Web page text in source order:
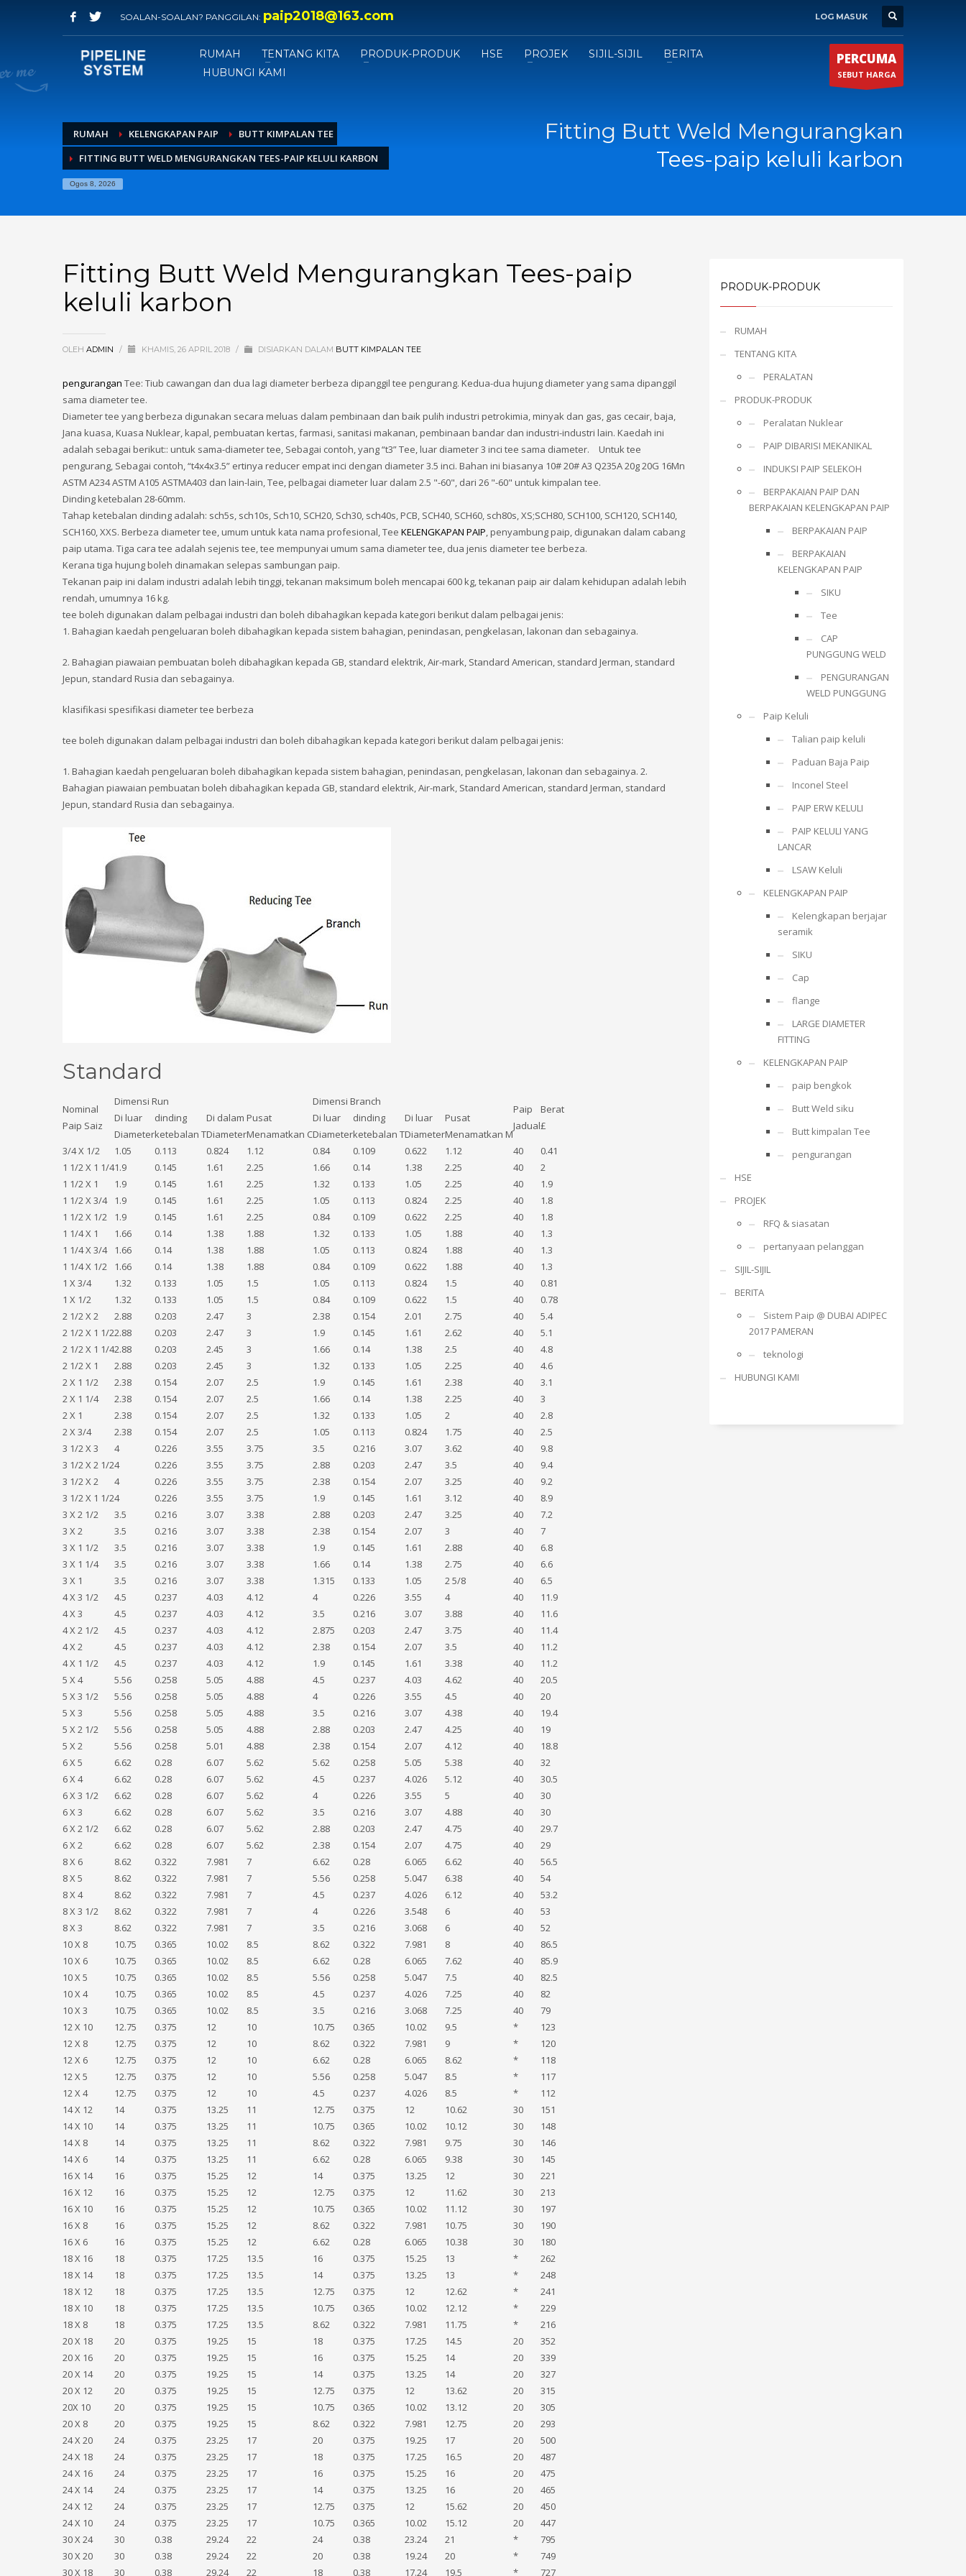
SOALAN-SOALAN? PANGGILAN: paip2018@163.com LOG MASUK
RUMAH TENTANG KITA PRODUK-PRODUK HSE PROJEK SIJIL-SIJIL
BERITA
HUBUNGI KAMI
PERCUMA
SEBUT HARGA
RUMAH KELENGKAPAN PAIP
BUTT KIMPALAN TEE
FITTING BUTT WELD MENGURANGKAN TEES-PAIP KELULI KARBON
Ogos 8, 2026
Fitting Butt Weld Mengurangkan
Tees-paip keluli karbon
Fitting Butt Weld Mengurangkan Tees-paip
keluli karbon
OLEH ADMIN / KHAMIS, 26 APRIL 2018 / DISIARKAN DALAM BUTT KIMPALAN TEE
pengurangan Tee: Tiub cawangan dan dua lagi diameter berbeza dipanggil tee pengurang. Kedua-dua hujung diameter yang sama dipanggil
sama diameter tee.
Diameter tee yang berbeza digunakan secara meluas dalam pembinaan dan baik pulih industri petrokimia, minyak dan gas, gas cecair, baja,
Jana kuasa, Kuasa Nuklear, kapal, pembuatan kertas, farmasi, sanitasi makanan, pembinaan bandar dan industri-industri lain. Kaedah ini
adalah sebagai berikut:: untuk sama-diameter tee, Sebagai contoh, yang “t3” Tee, luar diameter 3 inci tee sama diameter. Untuk tee
pengurang, Sebagai contoh, “t4x4x3.5” ertinya reducer empat inci dengan diameter 3.5 inci. Bahan ini biasanya 10# 20# A3 Q235A 20g 20G 16Mn
ASTM A234 ASTM A105 ASTMA403 dan lain-lain, Tee, pelbagai diameter luar dalam 2.5 "-60", dari 26 "-60" untuk kimpalan tee.
Dinding ketebalan 28-60mm.
Tahap ketebalan dinding adalah: sch5s, sch10s, Sch10, SCH20, Sch30, sch40s, PCB, SCH40, SCH60, sch80s, XS;SCH80, SCH100, SCH120, SCH140,
SCH160, XXS. Berbeza diameter tee, umum untuk kata nama profesional, Tee KELENGKAPAN PAIP, penyambung paip, digunakan dalam cabang
paip utama. Tiga cara tee adalah sejenis tee, tee mempunyai umum sama diameter tee, dua jenis diameter tee berbeza.
Kerana tiga hujung boleh dinamakan selepas sambungan paip.
Tekanan paip ini dalam industri adalah lebih tinggi, tekanan maksimum boleh mencapai 600 kg, tekanan paip air dalam kehidupan adalah lebih
rendah, umumnya 16 kg.
tee boleh digunakan dalam pelbagai industri dan boleh dibahagikan kepada kategori berikut dalam pelbagai jenis:
1. Bahagian kaedah pengeluaran boleh dibahagikan kepada sistem bahagian, penindasan, pengkelasan, lakonan dan sebagainya.
2. Bahagian piawaian pembuatan boleh dibahagikan kepada GB, standard elektrik, Air-mark, Standard American, standard Jerman, standard
Jepun, standard Rusia dan sebagainya.
klasifikasi spesifikasi diameter tee berbeza
tee boleh digunakan dalam pelbagai industri dan boleh dibahagikan kepada kategori berikut dalam pelbagai jenis:
1. Bahagian kaedah pengeluaran boleh dibahagikan kepada sistem bahagian, penindasan, pengkelasan, lakonan dan sebagainya. 2.
Bahagian piawaian pembuatan boleh dibahagikan kepada GB, standard elektrik, Air-mark, Standard American, standard Jerman, standard
Jepun, standard Rusia dan sebagainya.
Standard
Nominal
Paip Saiz
Dimensi Run Dimensi Branch
Paip
Jadual
Berat
£
Di luar
Diameter
dinding
ketebalan T
Di dalam
Diameter
Pusat
Menamatkan C
Di luar
Diameter
dinding
ketebalan T
Di luar
Diameter
Pusat
Menamatkan M
3/4 X 1/2
1.05 0.113 0.824 1.12 0.84 0.109 0.622 1.12 40
0.41
1 1/2 X 1 1/41.9 0.145 1.61 2.25 1.66 0.14 1.38 2.25 40
2
1 1/2 X 1
1.9 0.145 1.61 2.25 1.32 0.133 1.05 2.25 40
1.9
1 1/2 X 3/4
1.9 0.145 1.61 2.25 1.05 0.113 0.824 2.25 40
1.8
1 1/2 X 1/2
1.9 0.145 1.61 2.25 0.84 0.109 0.622 2.25 40
1.8
1 1/4 X 1
1.66 0.14 1.38 1.88 1.32 0.133 1.05 1.88 40
1.3
1 1/4 X 3/4
1.66 0.14 1.38 1.88 1.05 0.113 0.824 1.88 40
1.3
1 1/4 X 1/2
1.66 0.14 1.38 1.88 0.84 0.109 0.622 1.88 40
1.3
1 X 3/4
1.32 0.133 1.05 1.5 1.05 0.113 0.824 1.5 40
0.81
1 X 1/2
1.32 0.133 1.05 1.5 0.84 0.109 0.622 1.5 40
0.78
2 1/2 X 2
2.88 0.203 2.47 3 2.38 0.154 2.01 2.75 40
5.4
2 1/2 X 1 1/22.88 0.203 2.47 3 1.9 0.145 1.61 2.62 40
5.1
2 1/2 X 1 1/42.88 0.203 2.45 3 1.66 0.14 1.38 2.5 40
4.8
2 1/2 X 1
2.88 0.203 2.45 3 1.32 0.133 1.05 2.25 40
4.6
2 X 1 1/2
2.38 0.154 2.07 2.5 1.9 0.145 1.61 2.38 40
3.1
2 X 1 1/4
2.38 0.154 2.07 2.5 1.66 0.14 1.38 2.25 40
3
2 X 1
2.38 0.154 2.07 2.5 1.32 0.133 1.05 2 40
2.8
2 X 3/4
2.38 0.154 2.07 2.5 1.05 0.113 0.824 1.75 40
2.5
3 1/2 X 3
4 0.226 3.55 3.75 3.5 0.216 3.07 3.62 40
9.8
3 1/2 X 2 1/24 0.226 3.55 3.75 2.88 0.203 2.47 3.5 40
9.4
3 1/2 X 2
4 0.226 3.55 3.75 2.38 0.154 2.07 3.25 40
9.2
3 1/2 X 1 1/24 0.226 3.55 3.75 1.9 0.145 1.61 3.12 40
8.9
3 X 2 1/2
3.5 0.216 3.07 3.38 2.88 0.203 2.47 3.25 40
7.2
3 X 2
3.5 0.216 3.07 3.38 2.38 0.154 2.07 3 40
7
3 X 1 1/2
3.5 0.216 3.07 3.38 1.9 0.145 1.61 2.88 40
6.8
3 X 1 1/4
3.5 0.216 3.07 3.38 1.66 0.14 1.38 2.75 40
6.6
3 X 1
3.5 0.216 3.07 3.38 1.315 0.133 1.05 2 5/8 40
6.5
4 X 3 1/2
4.5 0.237 4.03 4.12 4 0.226 3.55 4 40
11.9
4 X 3
4.5 0.237 4.03 4.12 3.5 0.216 3.07 3.88 40
11.6
4 X 2 1/2
4.5 0.237 4.03 4.12 2.875 0.203 2.47 3.75 40
11.4
4 X 2
4.5 0.237 4.03 4.12 2.38 0.154 2.07 3.5 40
11.2
4 X 1 1/2
4.5 0.237 4.03 4.12 1.9 0.145 1.61 3.38 40
11.2
5 X 4
5.56 0.258 5.05 4.88 4.5 0.237 4.03 4.62 40
20.5
5 X 3 1/2
5.56 0.258 5.05 4.88 4 0.226 3.55 4.5 40
20
5 X 3
5.56 0.258 5.05 4.88 3.5 0.216 3.07 4.38 40
19.4
5 X 2 1/2
5.56 0.258 5.05 4.88 2.88 0.203 2.47 4.25 40
19
5 X 2
5.56 0.258 5.01 4.88 2.38 0.154 2.07 4.12 40
18.8
6 X 5
6.62 0.28 6.07 5.62 5.62 0.258 5.05 5.38 40
32
6 X 4
6.62 0.28 6.07 5.62 4.5 0.237 4.026 5.12 40
30.5
6 X 3 1/2
6.62 0.28 6.07 5.62 4 0.226 3.55 5 40
30
6 X 3
6.62 0.28 6.07 5.62 3.5 0.216 3.07 4.88 40
30
6 X 2 1/2
6.62 0.28 6.07 5.62 2.88 0.203 2.47 4.75 40
29.7
6 X 2
6.62 0.28 6.07 5.62 2.38 0.154 2.07 4.75 40
29
8 X 6
8.62 0.322 7.981 7 6.62 0.28 6.065 6.62 40
56.5
8 X 5
8.62 0.322 7.981 7 5.56 0.258 5.047 6.38 40
54
8 X 4
8.62 0.322 7.981 7 4.5 0.237 4.026 6.12 40
53.2
8 X 3 1/2
8.62 0.322 7.981 7 4 0.226 3.548 6 40
53
8 X 3
8.62 0.322 7.981 7 3.5 0.216 3.068 6 40
52
10 X 8
10.75 0.365 10.02 8.5 8.62 0.322 7.981 8 40
86.5
10 X 6
10.75 0.365 10.02 8.5 6.62 0.28 6.065 7.62 40
85.9
10 X 5
10.75 0.365 10.02 8.5 5.56 0.258 5.047 7.5 40
82.5
10 X 4
10.75 0.365 10.02 8.5 4.5 0.237 4.026 7.25 40
82
10 X 3
10.75 0.365 10.02 8.5 3.5 0.216 3.068 7.25 40
79
12 X 10
12.75 0.375 12 10 10.75 0.365 10.02 9.5 *
123
12 X 8
12.75 0.375 12 10 8.62 0.322 7.981 9 *
120
12 X 6
12.75 0.375 12 10 6.62 0.28 6.065 8.62 *
118
12 X 5
12.75 0.375 12 10 5.56 0.258 5.047 8.5 *
117
12 X 4
12.75 0.375 12 10 4.5 0.237 4.026 8.5 *
112
14 X 12
14 0.375 13.25 11 12.75 0.375 12 10.62 30
151
14 X 10
14 0.375 13.25 11 10.75 0.365 10.02 10.12 30
148
14 X 8
14 0.375 13.25 11 8.62 0.322 7.981 9.75 30
146
14 X 6
14 0.375 13.25 11 6.62 0.28 6.065 9.38 30
145
16 X 14
16 0.375 15.25 12 14 0.375 13.25 12 30
221
16 X 12
16 0.375 15.25 12 12.75 0.375 12 11.62 30
213
16 X 10
16 0.375 15.25 12 10.75 0.365 10.02 11.12 30
197
16 X 8
16 0.375 15.25 12 8.62 0.322 7.981 10.75 30
190
16 X 6
16 0.375 15.25 12 6.62 0.28 6.065 10.38 30
180
18 X 16
18 0.375 17.25 13.5 16 0.375 15.25 13 *
262
18 X 14
18 0.375 17.25 13.5 14 0.375 13.25 13 *
248
18 X 12
18 0.375 17.25 13.5 12.75 0.375 12 12.62 *
241
18 X 10
18 0.375 17.25 13.5 10.75 0.365 10.02 12.12 *
229
18 X 8
18 0.375 17.25 13.5 8.62 0.322 7.981 11.75 *
216
20 X 18
20 0.375 19.25 15 18 0.375 17.25 14.5 20
352
20 X 16
20 0.375 19.25 15 16 0.375 15.25 14 20
339
20 X 14
20 0.375 19.25 15 14 0.375 13.25 14 20
327
20 X 12
20 0.375 19.25 15 12.75 0.375 12 13.62 20
315
20X 10
20 0.375 19.25 15 10.75 0.365 10.02 13.12 20
305
20 X 8
20 0.375 19.25 15 8.62 0.322 7.981 12.75 20
293
24 X 20
24 0.375 23.25 17 20 0.375 19.25 17 20
500
24 X 18
24 0.375 23.25 17 18 0.375 17.25 16.5 20
487
24 X 16
24 0.375 23.25 17 16 0.375 15.25 16 20
475
24 X 14
24 0.375 23.25 17 14 0.375 13.25 16 20
465
24 X 12
24 0.375 23.25 17 12.75 0.375 12 15.62 20
450
24 X 10
24 0.375 23.25 17 10.75 0.365 10.02 15.12 20
447
30 X 24
30 0.38 29.24 22 24 0.38 23.24 21 *
795
30 X 20
30 0.38 29.24 22 20 0.38 19.24 20 *
749
30 X 18
30 0.38 29.24 22 18 0.38 17.24 19.5 * 727
PRODUK-PRODUK
RUMAH
TENTANG KITA
PERALATAN
PRODUK-PRODUK
Peralatan Nuklear
PAIP DIBARISI MEKANIKAL
INDUKSI PAIP SELEKOH
BERPAKAIAN PAIP DAN
BERPAKAIAN KELENGKAPAN PAIP
BERPAKAIAN PAIP
BERPAKAIAN
KELENGKAPAN PAIP
SIKU
Tee
CAP
PUNGGUNG WELD
PENGURANGAN
WELD PUNGGUNG
Paip Keluli
Talian paip keluli
Paduan Baja Paip
Inconel Steel
PAIP ERW KELULI
PAIP KELULI YANG
LANCAR
LSAW Keluli
KELENGKAPAN PAIP
Kelengkapan berjajar
seramik
SIKU
Cap
flange
LARGE DIAMETER
FITTING
KELENGKAPAN PAIP
paip bengkok
Butt Weld siku
Butt kimpalan Tee
pengurangan
HSE
PROJEK
RFQ & siasatan
pertanyaan pelanggan
SIJIL-SIJIL
BERITA
Sistem Paip @ DUBAI ADIPEC
2017 PAMERAN
teknologi
HUBUNGI KAMI